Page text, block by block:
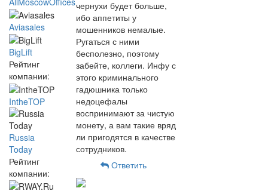
Aviasales
BigLift
Рейтинг
компании:
IntheTOP
Russia
Today
Рейтинг
компании:
чернухи будет больше,
ибо аппетиты у
мошенников немалые.
Ругаться с ними
бесполезно, поэтому
забейте, коллеги. Инфу с
этого криминального
гадюшника только
недоцефалы
воспринимают за чистую
монету, а вам такие вряд
ли пригодятся в качестве
сотрудников.
Ответить